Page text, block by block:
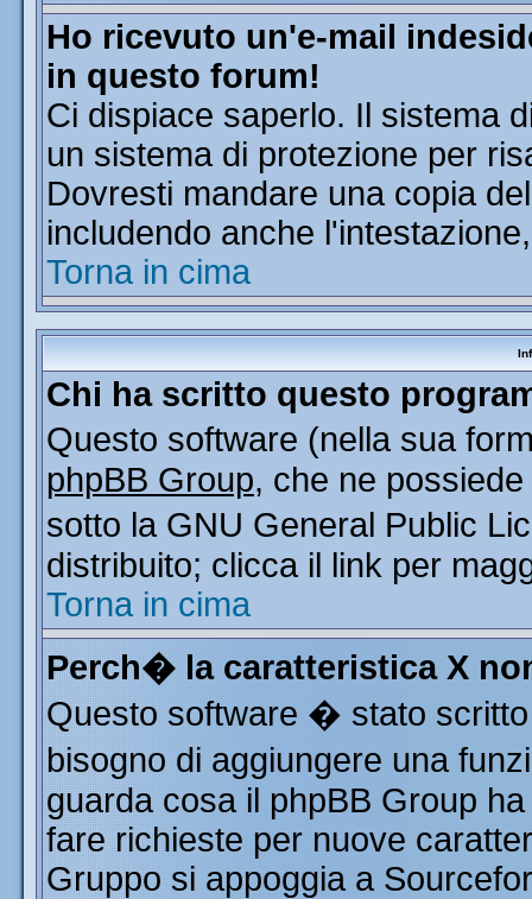
Ho ricevuto un'e-mail
in questo forum!
Ci dispiace saperlo. Il sistema
un sistema di protezione per
Dovresti mandare una copia
includendo anche
Torna in cima
Chi ha scritto questo
Questo software (nella sua
phpBB Group, che ne
sotto la GNU General Public
distribuito; clicca il link per
Torna in cima
Perch� la caratteristica X
Questo software � stato
bisogno di aggiungere una
guarda cosa il phpBB Group
fare richieste per nuove
Gruppo si appoggia a